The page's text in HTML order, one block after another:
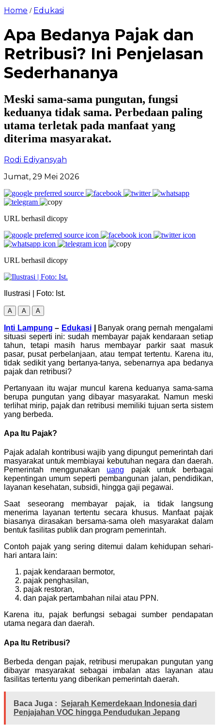
Home / Edukasi
Apa Bedanya Pajak dan
Retribusi? Ini Penjelasan
Sederhananya
Meski sama-sama pungutan, fungsi
keduanya tidak sama. Perbedaan paling
utama terletak pada manfaat yang
diterima masyarakat.
Rodi Ediyansyah
Jumat, 29 Mei 2026
URL berhasil dicopy
URL berhasil dicopy
Ilustrasi | Foto: Ist.
A A A
Inti Lampung – Edukasi|
Banyak orang pernah mengalami
situasi seperti ini: sudah membayar pajak kendaraan setiap
tahun, tetapi masih harus membayar parkir saat masuk
pasar, pusat perbelanjaan, atau tempat tertentu. Karena itu,
tidak sedikit yang bertanya-tanya, sebenarnya apa bedanya
pajak dan retribusi?
Pertanyaan itu wajar muncul karena keduanya sama-sama
berupa pungutan yang dibayar masyarakat. Namun meski
terlihat mirip, pajak dan retribusi memiliki tujuan serta sistem
yang berbeda.
Apa Itu Pajak?
Pajak adalah kontribusi wajib yang dipungut pemerintah dari
masyarakat untuk membiayai kebutuhan negara dan daerah.
Pemerintah menggunakan uang pajak untuk berbagai
kepentingan umum seperti pembangunan jalan, pendidikan,
layanan kesehatan, subsidi, hingga gaji pegawai.
Saat seseorang membayar pajak, ia tidak langsung
menerima layanan tertentu secara khusus. Manfaat pajak
biasanya dirasakan bersama-sama oleh masyarakat dalam
bentuk fasilitas publik dan program pemerintah.
Contoh pajak yang sering ditemui dalam kehidupan sehari-
hari antara lain:
pajak kendaraan bermotor,
pajak penghasilan,
pajak restoran,
dan pajak pertambahan nilai atau PPN.
Karena itu, pajak berfungsi sebagai sumber pendapatan
utama negara dan daerah.
Apa Itu Retribusi?
Berbeda dengan pajak, retribusi merupakan pungutan yang
dibayar masyarakat sebagai imbalan atas layanan atau
fasilitas tertentu yang diberikan pemerintah daerah.
Baca Juga : Sejarah Kemerdekaan Indonesia dari
Penjajahan VOC hingga Pendudukan Jepang